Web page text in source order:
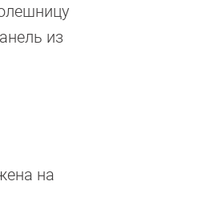
из
на